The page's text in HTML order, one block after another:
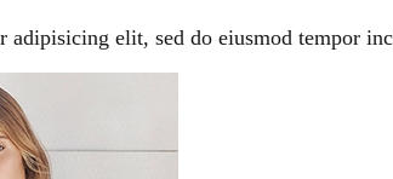
adipisicing elit, sed do eiusmod tempor